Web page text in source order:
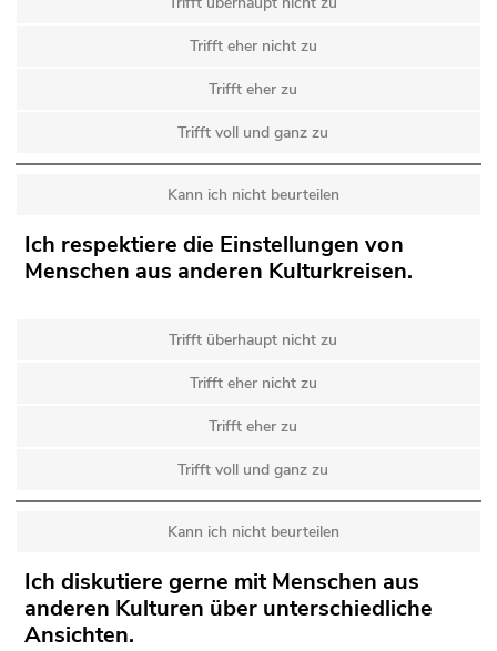
Trifft eher nicht zu
Trifft eher zu
Trifft voll und ganz zu
Kann ich nicht beurteilen
Ich respektiere die Einstellungen von
Menschen aus anderen Kulturkreisen.
Trifft überhaupt nicht zu
Trifft eher nicht zu
Trifft eher zu
Trifft voll und ganz zu
Kann ich nicht beurteilen
Ich diskutiere gerne mit Menschen aus
anderen Kulturen über unterschiedliche
Ansichten.